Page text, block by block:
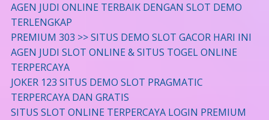
AGEN JUDI ONLINE TERBAIK DENGAN SLOT DEMO
TERLENGKAP
PREMIUM 303 >> SITUS DEMO SLOT GACOR HARI INI
AGEN JUDI SLOT ONLINE & SITUS TOGEL ONLINE
TERPERCAYA
JOKER 123 SITUS DEMO SLOT PRAGMATIC
TERPERCAYA DAN GRATIS
SITUS SLOT ONLINE TERPERCAYA LOGIN PREMIUM